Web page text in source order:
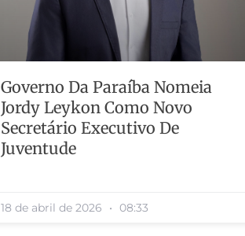
Governo Da Paraíba Nomeia
Jordy Leykon Como Novo
Secretário Executivo De
Juventude
18 de abril de 2026 08:33